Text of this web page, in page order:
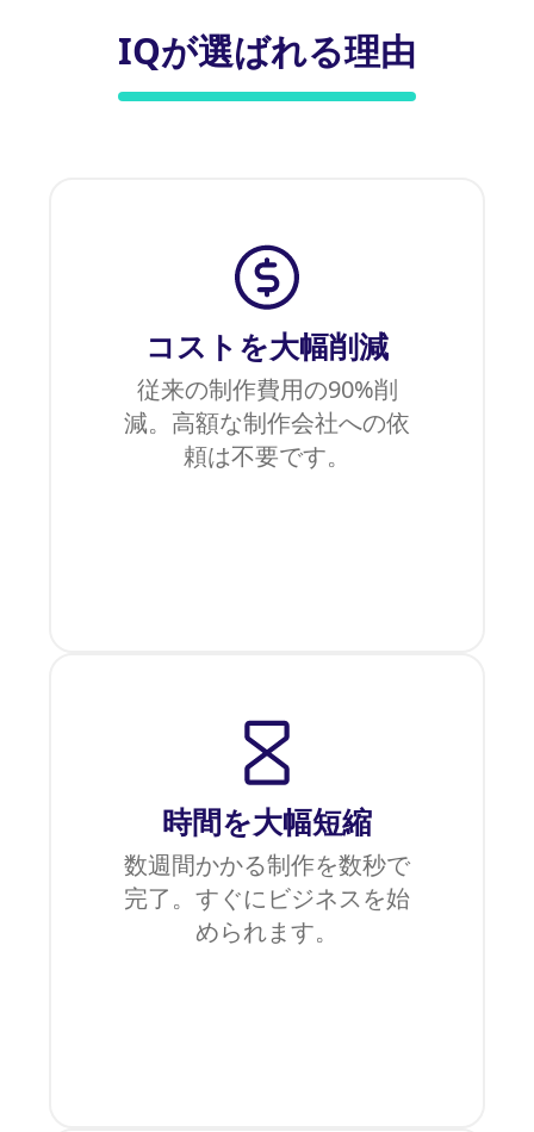
IQが選ばれる理由
コストを大幅削減
従来の制作費用の90%削
減。高額な制作会社への依
頼は不要です。
時間を大幅短縮
数週間かかる制作を数秒で
完了。すぐにビジネスを始
められます。